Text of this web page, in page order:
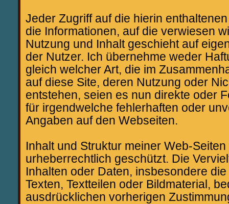
Jeder Zugriff auf die hierin
die Informationen, auf die verwiesen
Nutzung und Inhalt geschieht auf
der Nutzer. Ich übernehme weder
gleich welcher Art, die im
auf diese Site, deren Nutzung oder
entstehen, seien es nun direkte oder
für irgendwelche fehlerhaften oder
Angaben auf den Webseiten.
Inhalt und Struktur meiner Web-Seiten
urheberrechtlich geschützt. Die
Inhalten oder Daten, insbesondere
Texten, Textteilen oder Bildmaterial,
ausdrücklichen vorherigen